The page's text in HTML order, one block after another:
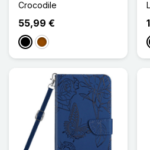
Crocodile
55,99 €
NoirMarron